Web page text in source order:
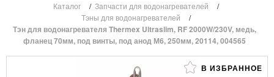
Каталог / Запчасти для водонагревателей
/
Тэны для водонагревателей
/
Тэн для водонагревателя Thermex Ultraslim, RF 2000W/230V, медь,
фланец 70мм, под винты, под анод М6, 250мм, 20114, 004565
В ИЗБРАННОЕ